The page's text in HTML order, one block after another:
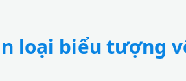
loại biểu tượng